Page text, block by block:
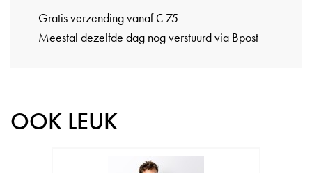
Gratis verzending vanaf € 75
Meestal dezelfde dag nog verstuurd via Bpost
OOK LEUK